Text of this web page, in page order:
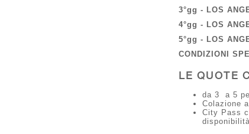
3°gg - LOS
4°gg - LOS
5°gg - LOS
CONDIZIONI
LE QUOTE
da 3 a 5
Colazione
City Pass